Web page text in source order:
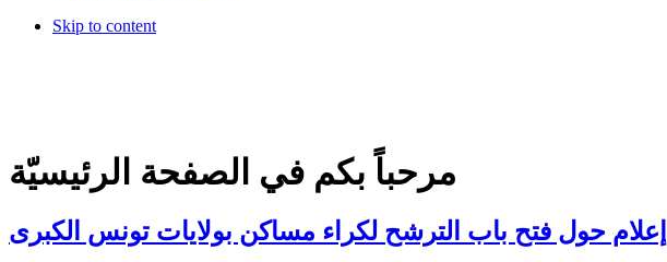
Skip to content
مرحباً بكم في الصفحة الرئيسيّة
إعلام حول فتح باب الترشح لكراء مساكن بولايات تونس الكبرى